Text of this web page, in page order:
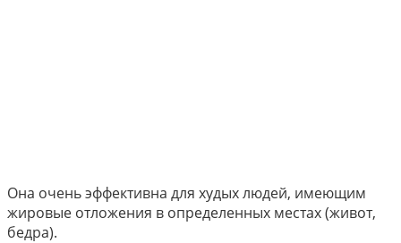
Она очень эффективна для худых людей, имеющим
жировые отложения в определенных местах (живот,
бедра).